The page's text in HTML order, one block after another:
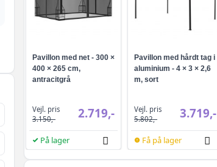
Pavillon med net - 300 ×
400 × 265 cm,
antracitgrå
Vejl. pris
3.150,-
2.719,-
På lager
Pavillon med hårdt tag i
aluminium - 4 × 3 × 2,6
m, sort
Vejl. pris
5.802,-
3.719,-
Få på lager